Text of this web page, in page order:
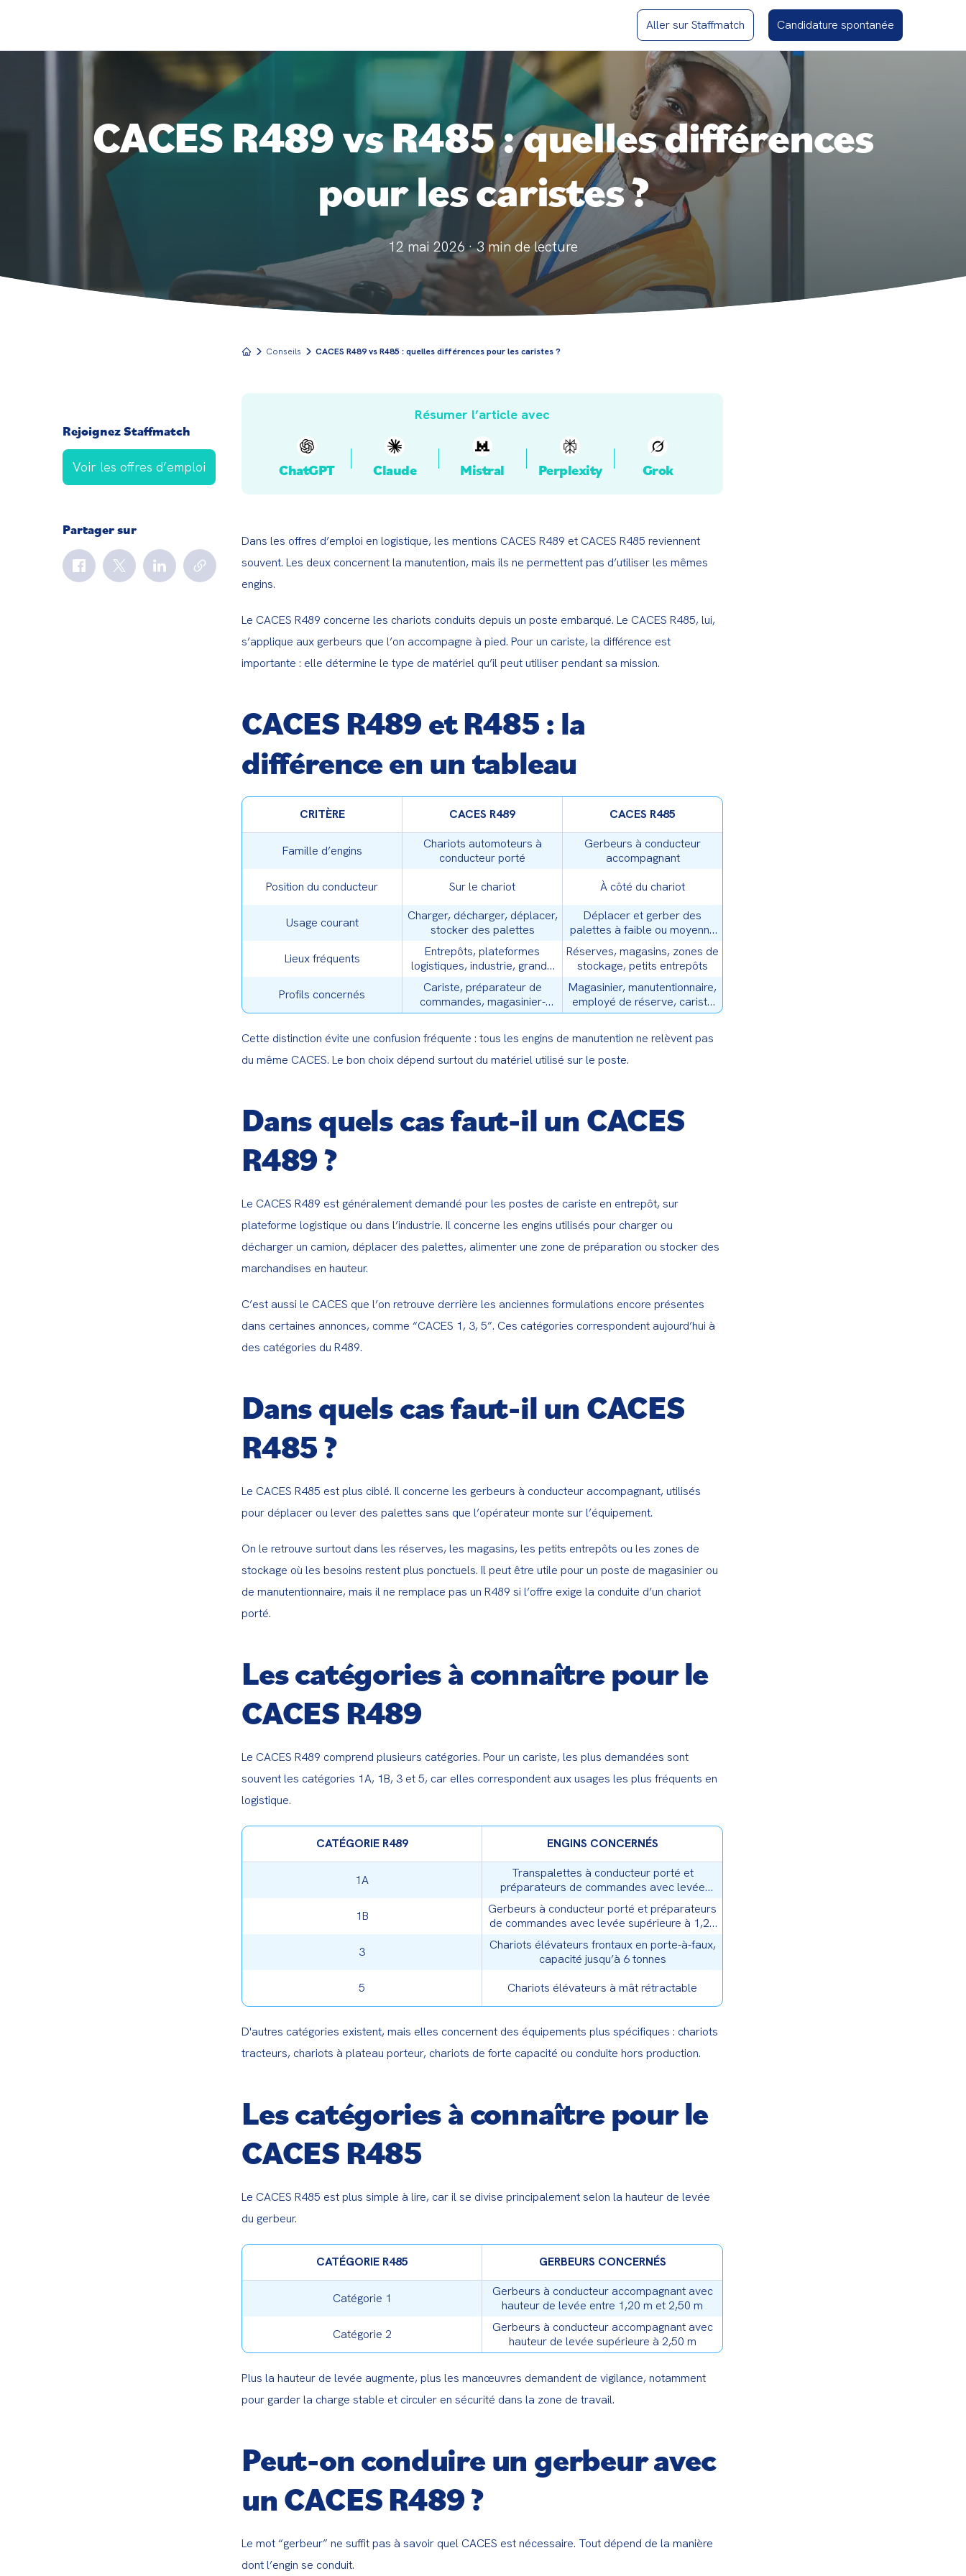
Aller sur Staffmatch Candidature spontanée
CACES R489 vs R485 : quelles différences
pour les caristes ?
12 mai 2026·3 min de lecture
Rejoignez Staffmatch
Voir les offres d’emploi
Partager sur
Conseils CACES R489 vs R485 : quelles différences pour les caristes ?
Résumer l’article avec
ChatGPT Claude Mistral Perplexity Grok
Dans les offres d’emploi en logistique, les mentions CACES R489 et CACES R485 reviennent
souvent. Les deux concernent la manutention, mais ils ne permettent pas d’utiliser les mêmes
engins.
Le CACES R489 concerne les chariots conduits depuis un poste embarqué. Le CACES R485, lui,
s’applique aux gerbeurs que l’on accompagne à pied. Pour un cariste, la différence est
importante : elle détermine le type de matériel qu’il peut utiliser pendant sa mission.
CACES R489 et R485 : la
différence en un tableau
CRITÈRE CACES R489 CACES R485
Famille d’engins
Chariots automoteurs à
conducteur porté
Gerbeurs à conducteur
accompagnant
Position du conducteur
Sur le chariot À côté du chariot
Usage courant
Charger, décharger, déplacer,
stocker des palettes
Déplacer et gerber des
palettes à faible ou moyenne
hauteur
Lieux fréquents
Entrepôts, plateformes
logistiques, industrie, grande
distribution
Réserves, magasins, zones de
stockage, petits entrepôts
Profils concernés
Cariste, préparateur de
commandes, magasinier-
cariste
Magasinier, manutentionnaire,
employé de réserve, cariste
polyvalent
Cette distinction évite une confusion fréquente : tous les engins de manutention ne relèvent pas
du même CACES. Le bon choix dépend surtout du matériel utilisé sur le poste.
Dans quels cas faut-il un CACES
R489 ?
Le CACES R489 est généralement demandé pour les postes de cariste en entrepôt, sur
plateforme logistique ou dans l’industrie. Il concerne les engins utilisés pour charger ou
décharger un camion, déplacer des palettes, alimenter une zone de préparation ou stocker des
marchandises en hauteur.
C’est aussi le CACES que l’on retrouve derrière les anciennes formulations encore présentes
dans certaines annonces, comme “CACES 1, 3, 5”. Ces catégories correspondent aujourd’hui à
des catégories du R489.
Dans quels cas faut-il un CACES
R485 ?
Le CACES R485 est plus ciblé. Il concerne les gerbeurs à conducteur accompagnant, utilisés
pour déplacer ou lever des palettes sans que l’opérateur monte sur l’équipement.
On le retrouve surtout dans les réserves, les magasins, les petits entrepôts ou les zones de
stockage où les besoins restent plus ponctuels. Il peut être utile pour un poste de magasinier ou
de manutentionnaire, mais il ne remplace pas un R489 si l’offre exige la conduite d’un chariot
porté.
Les catégories à connaître pour le
CACES R489
Le CACES R489 comprend plusieurs catégories. Pour un cariste, les plus demandées sont
souvent les catégories 1A, 1B, 3 et 5, car elles correspondent aux usages les plus fréquents en
logistique.
CATÉGORIE R489 ENGINS CONCERNÉS
1A
Transpalettes à conducteur porté et
préparateurs de commandes avec levée
jusqu’à 1,20 m
1B
Gerbeurs à conducteur porté et préparateurs
de commandes avec levée supérieure à 1,20
3
Chariots élévateurs frontaux en porte-à-faux,
capacité jusqu’à 6 tonnes
5
Chariots élévateurs à mât rétractable
D'autres catégories existent, mais elles concernent des équipements plus spécifiques : chariots
tracteurs, chariots à plateau porteur, chariots de forte capacité ou conduite hors production.
Les catégories à connaître pour le
CACES R485
Le CACES R485 est plus simple à lire, car il se divise principalement selon la hauteur de levée
du gerbeur.
CATÉGORIE R485 GERBEURS CONCERNÉS
Catégorie 1
Gerbeurs à conducteur accompagnant avec
hauteur de levée entre 1,20 m et 2,50 m
Catégorie 2
Gerbeurs à conducteur accompagnant avec
hauteur de levée supérieure à 2,50 m
Plus la hauteur de levée augmente, plus les manœuvres demandent de vigilance, notamment
pour garder la charge stable et circuler en sécurité dans la zone de travail.
Peut-on conduire un gerbeur avec
un CACES R489 ?
Le mot “gerbeur” ne suffit pas à savoir quel CACES est nécessaire. Tout dépend de la manière
dont l’engin se conduit.